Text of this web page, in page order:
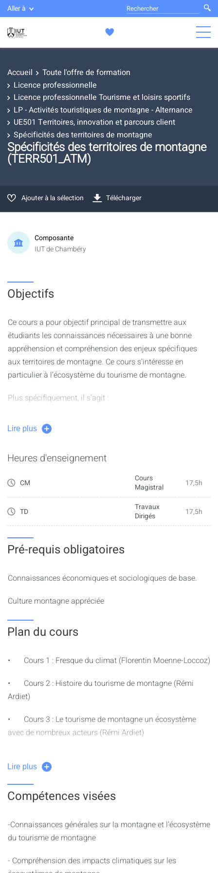
Aller à
Accueil
Toute l'offre de formation
Licence professionnelle
Licence professionnelle Tourisme et loisirs sportifs
LP - Activités touristiques de montagne - Alternance
UE501 Territoires, innovation et parcours client
Spécificités des territoires de montagne
Spécificités des territoires de montagne
(TERR501_ATM)
Ajouter à la sélection Télécharger
Composante
IUT de Chambéry
Objectifs
Ce cours a pour objectif principal de transmettre aux
étudiants les connaissances nécessaires à une bonne
appréhension et compréhension des enjeux spécifiques
aux territoires de montagne. Ce cours s’intéresse en
particulier à l’écosystème du tourisme de montagne.
Plus spécifiquement, il s’agit :
-De connaître et comprendre l’histoire de l’aménagement
touristique en montagne
-De connaître le fonctionnement et la gouvernance d’une
-De connaître les principales filières économiques qui
composent la chaîne de valeur de l’écosystème du
tourisme de montagne
de montagne, en lien avec le changement climatique
Lire plus
Heures d'enseignement
CM
Cours
Magistral
17,5h
TD
Travaux
Dirigés
17,5h
Pré-requis obligatoires
Connaissances économiques et sociologiques de base.
Culture montagne appréciée
Plan du cours
• Cours 1 : Fresque du climat (Florentin Moenne-Loccoz)
• Cours 2 : Histoire du tourisme de montagne (Rémi
Ardiet)
• Cours 3 : Le tourisme de montagne un écosystème
avec de nombreux acteurs (Rémi Ardiet)
transition (Florentin Moenne-Loccoz)
• Cours 5 : L’office de tourisme : fonctionnement, enjeux,
promotion de la destination. (Aurélien Astre, visio)
• Cours 6 : La filière de l’équipement Outdoor à
Intervention OSV (Emilie Donadon)
• Cours 7 : Tourisme de montagne et enjeux de la
Lire plus
Compétences visées
-Connaissances générales sur la montagne et l’écosystème
du tourisme de montagne
- Compréhension des impacts climatiques sur les